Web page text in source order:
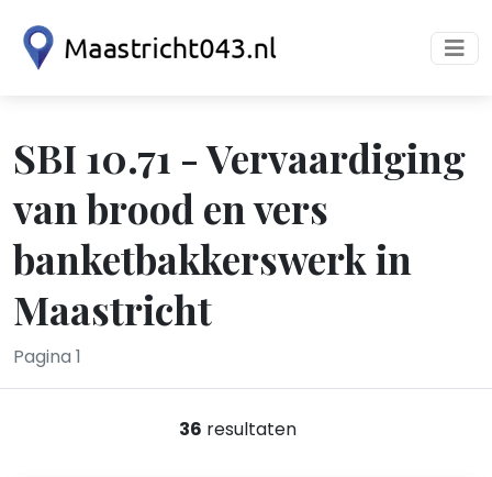
SBI 10.71 - Vervaardiging
van brood en vers
banketbakkerswerk in
Maastricht
Pagina 1
36 resultaten